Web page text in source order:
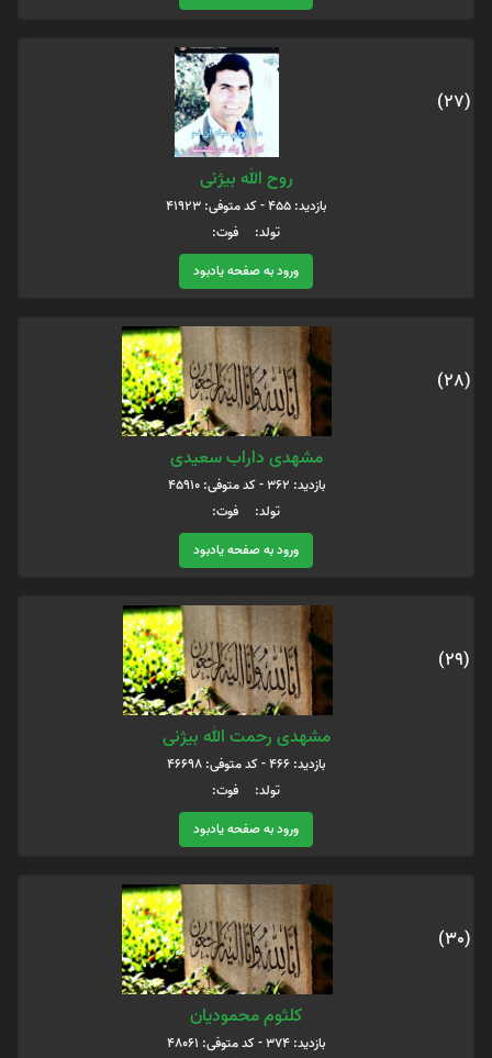
(27)
روح الله بیژنی
بازدید: 455 - کد متوفی: 41923
تولد: فوت:
ورود به صفحه یادبود
(28)
مشهدی داراب سعیدی
بازدید: 362 - کد متوفی: 45910
تولد: فوت:
ورود به صفحه یادبود
(29)
مشهدی رحمت الله بیژنی
بازدید: 466 - کد متوفی: 46698
تولد: فوت:
ورود به صفحه یادبود
(30)
کلثوم محمودیان
بازدید: 374 - کد متوفی: 48061